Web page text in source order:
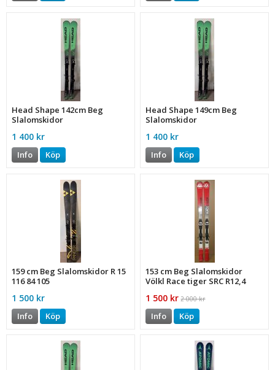
Head Shape 142cm Beg
Slalomskidor
1 400 kr
Info Köp
Head Shape 149cm Beg
Slalomskidor
1 400 kr
Info Köp
159 cm Beg Slalomskidor R 15
116 84 105
1 500 kr
Info Köp
153 cm Beg Slalomskidor
Völkl Race tiger SRC R12,4
1 500 kr 2 000 kr
Info Köp